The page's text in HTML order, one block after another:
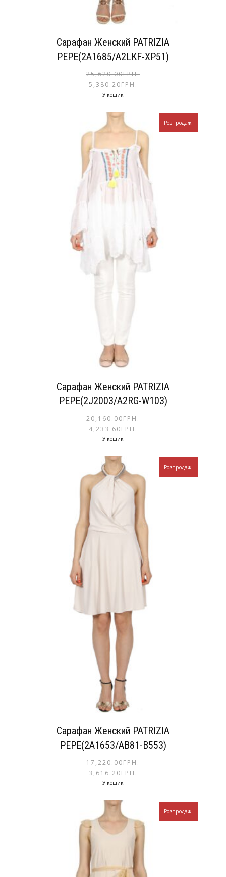
Сарафан Женский PATRIZIA
PEPE(2A1685/A2LKF-XP51)
25,620.00ГРН.
5,380.20ГРН.
У кошик
Сарафан Женский PATRIZIA
PEPE(2J2003/A2RG-W103)
Розпродаж!
20,160.00ГРН.
4,233.60ГРН.
У кошик
Сарафан Женский PATRIZIA
PEPE(2A1653/AB81-B553)
Розпродаж!
17,220.00ГРН.
3,616.20ГРН.
У кошик
Розпродаж!